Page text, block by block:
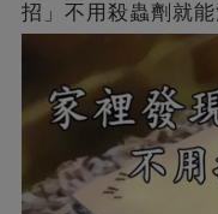
招」不用殺蟲劑就